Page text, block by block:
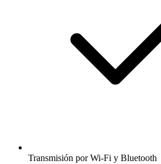
Transmisión por Wi-Fi y Bluetooth